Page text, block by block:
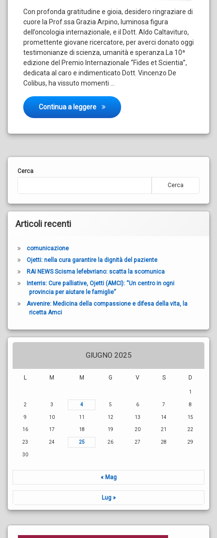
Con profonda gratitudine e gioia, desidero ringraziare di
cuore la Prof.ssa Grazia Arpino, luminosa figura
dell’oncologia internazionale, e il Dott. Aldo Caltavituro,
promettente giovane ricercatore, per averci donato oggi
testimonianze di scienza, umanità e speranza.La 10ª
edizione del Premio Internazionale “Fides et Scientia”,
dedicata al caro e indimenticato Dott. Vincenzo De
Colibus, ha vissuto momenti …
Continua a leggere Decima edizione del premio “Fides et
Cerca
Cerca
Articoli recenti
comunicazione
Ojetti: nella cura garantire la dignità del paziente
RAI NEWS Scisma lefebvriano: scatta la scomunica
Interris: Cure palliative, Ojetti (AMCI): “Un centro in ogni
provincia per aiutare le famiglie”
Avvenire: Medicina della compassione e difesa della vita, la
ricetta Amci
GIUGNO 2025
L M M G V S D
1
2 3 4 5 6 7 8
9 10 11 12 13 14 15
16 17 18 19 20 21 22
23 24 25 26 27 28 29
30
« Mag
Lug »